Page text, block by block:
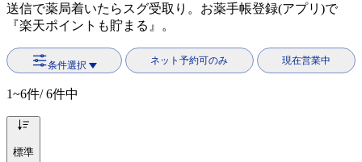
送信で薬局着いたらスグ受取り。お薬手帳登録(アプリ)で
『楽天ポイントも貯まる』。
条件選択 ネット予約可のみ 現在営業中
1~6件/ 6件中
標準